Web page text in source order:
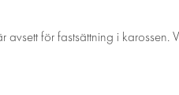
avsett för fastsättning i karossen.